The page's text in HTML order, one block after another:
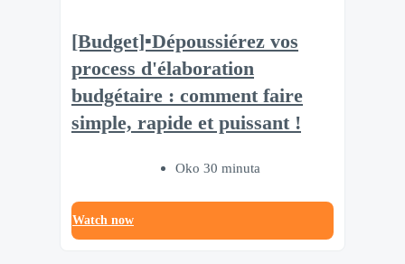
[Budget]▪️Dépoussiérez vos
process d'élaboration
budgétaire : comment faire
simple, rapide et puissant !
Oko 30 minuta
Watch now